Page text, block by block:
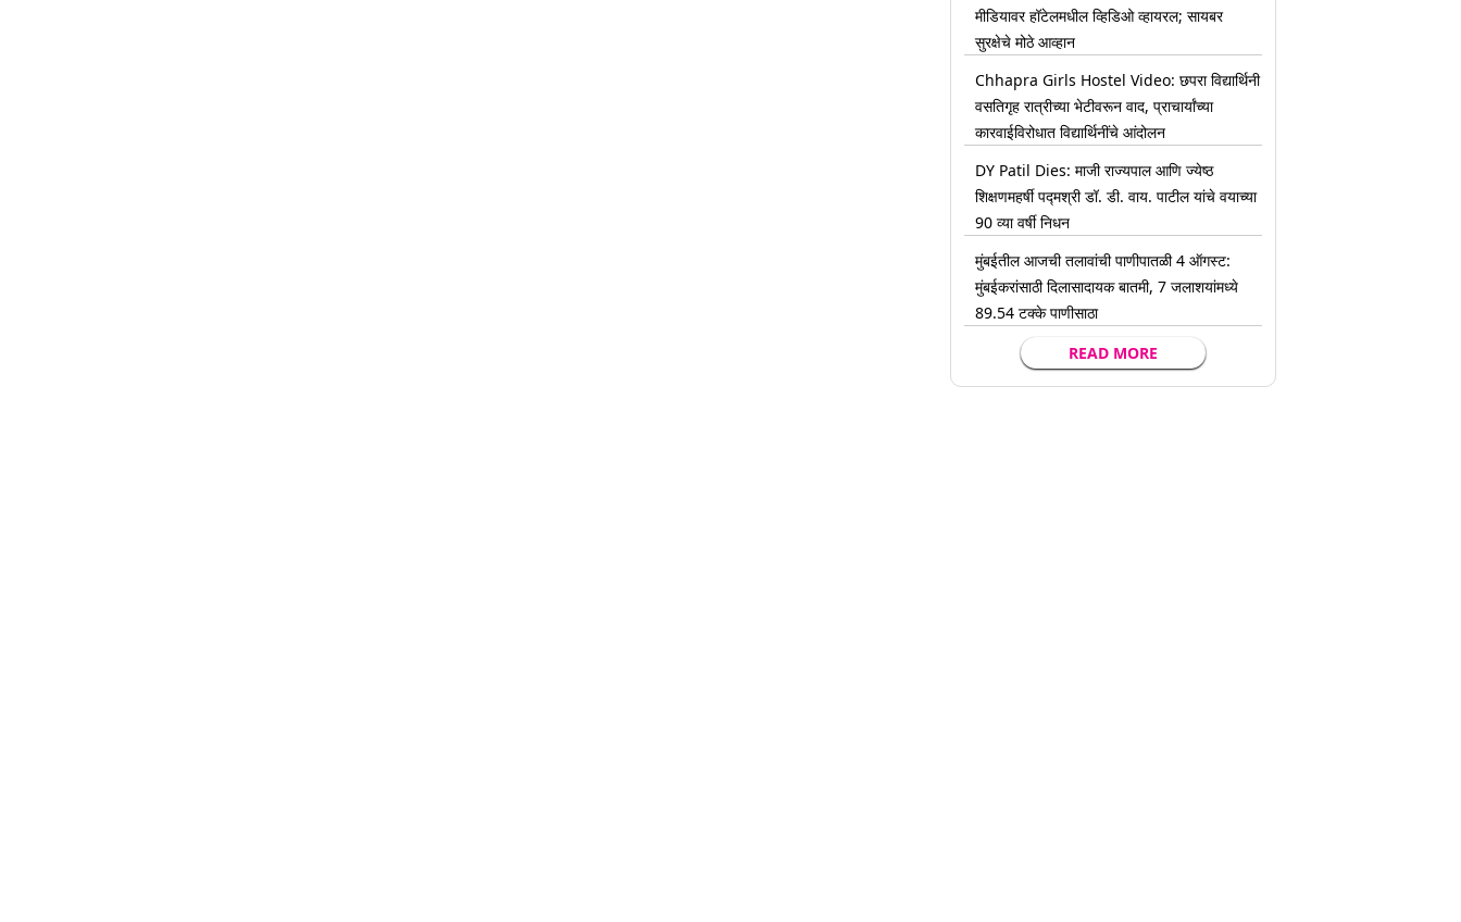
मीडियावर हॉटेलमधील व्हिडिओ व्हायरल; सायबर
सुरक्षेचे मोठे आव्हान
Chhapra Girls Hostel Video: छपरा विद्यार्थिनी
वसतिगृह रात्रीच्या भेटीवरून वाद, प्राचार्यांच्या
कारवाईविरोधात विद्यार्थिनींचे आंदोलन
DY Patil Dies: माजी राज्यपाल आणि ज्येष्ठ
शिक्षणमहर्षी पद्मश्री डॉ. डी. वाय. पाटील यांचे वयाच्या
90 व्या वर्षी निधन
मुंबईतील आजची तलावांची पाणीपातळी 4 ऑगस्ट:
मुंबईकरांसाठी दिलासादायक बातमी, 7 जलाशयांमध्ये
89.54 टक्के पाणीसाठा
READ MORE